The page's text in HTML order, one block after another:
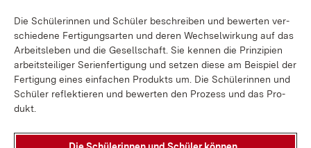
Die Schü­le­rin­nen und Schü­ler be­schrei­ben und be­wer­ten ver­
schie­de­ne Fer­ti­gungs­ar­ten und de­ren Wech­sel­wir­kung auf das
Ar­beits­le­ben und die Ge­sell­schaft. Sie ken­nen die Prin­zi­pi­en
ar­beits­tei­li­ger Se­ri­en­fer­ti­gung und set­zen die­se am Bei­spiel der
Fer­ti­gung ei­nes ein­fa­chen Pro­dukts um. Die Schü­le­rin­nen und
Schü­ler re­flek­tie­ren und be­wer­ten den Pro­zess und das Pro­
dukt.